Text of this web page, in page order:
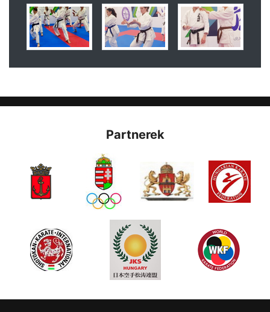
Partnerek